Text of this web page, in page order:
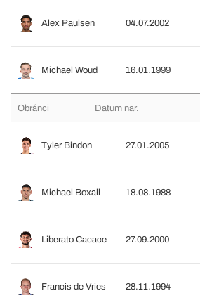
Alex Paulsen 04.07.2002
Michael Woud 16.01.1999
Obránci Datum nar.
Tyler Bindon 27.01.2005
Michael Boxall 18.08.1988
Liberato Cacace 27.09.2000
Francis de Vries 28.11.1994